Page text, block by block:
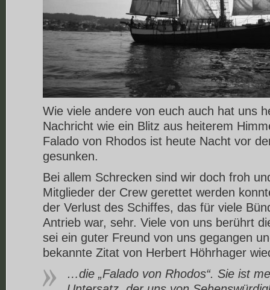
Wie viele andere von euch auch hat uns
Nachricht wie ein Blitz aus heiterem
Falado von Rhodos ist heute Nacht vor
gesunken.
Bei allem Schrecken sind wir doch froh
Mitglieder der Crew gerettet werden
der Verlust des Schiffes, das für viele
Antrieb war, sehr. Viele von uns berührt
sei ein guter Freund von uns gegangen
bekannte Zitat von Herbert Höhrhager
…die „Falado von Rhodos“. Sie ist